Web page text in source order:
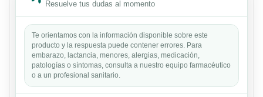
Resuelve tus dudas al momento
Te orientamos con la información disponible sobre este
producto y la respuesta puede contener errores. Para
embarazo, lactancia, menores, alergias, medicación,
patologías o síntomas, consulta a nuestro equipo farmacéutico
o a un profesional sanitario.